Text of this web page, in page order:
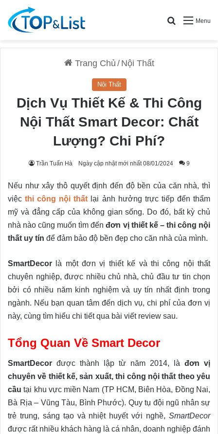
Menu
Search for
Trang Chủ / Nội Thất
Nội Thất
Dịch Vụ Thiết Kế & Thi Công
Nội Thất Smart Decor: Chất
Lượng? Chi Phí?
Trần Tuấn Hà Ngày cập nhật mới nhất 08/01/2024 9
Nếu như xây thô quyết định đến độ bền của căn nhà, thì
việcthi công nội thất lại ảnh hưởng trực tiếp đến thẩm
mỹ và đẳng cấp của không gian sống. Do đó, bất kỳ chủ
nhà nào cũng muốn tìm đếnđơn vị thiết kế – thi công nội
thất uy tín để đảm bảo độ bền đẹp cho căn nhà của mình.
SmartDecor là một đơn vị thiết kế và thi công nội thất
chuyên nghiệp, được nhiều chủ nhà, chủ đầu tư tin chọn
bởi có nhiều năm kinh nghiệm và uy tín nhất định trong
ngành. Nếu bạn quan tâm đến dịch vụ, chi phí của đơn vị
này, cùng tìm hiểu chi tiết qua bài viết review sau.
Tổng Quan Về Smart Decor
SmartDecor được thành lập từ năm 2014, là đơn vị
chuyên về thiết kế, sản xuất, thi công nội thất theo yêu
cầu tại khu vực miền Nam (TP HCM, Biên Hòa, Đồng Nai,
Bà Rịa – Vũng Tàu, Bình Phước). Quy tụ đội ngũ nhân sự
trẻ trung, sáng tạo và nhiệt huyết với nghề, SmartDecor
được rất nhiều khách hàng là cá nhân, doanh nghiệp đánh